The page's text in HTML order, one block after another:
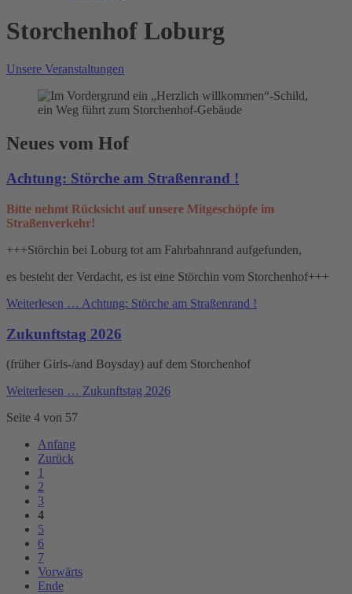
Storchenhof Loburg
Unsere Veranstaltungen
Neues vom Hof
Achtung: Störche am Straßenrand !
Bitte nehmt Rücksicht auf unsere Mitgeschöpfe im
Straßenverkehr!
+++Störchin bei Loburg tot am Fahrbahnrand aufgefunden,
es besteht der Verdacht, es ist eine Störchin vom Storchenhof+++
Weiterlesen … Achtung: Störche am Straßenrand !
Zukunftstag 2026
(früher Girls-/and Boysday) auf dem Storchenhof
Weiterlesen … Zukunftstag 2026
Seite 4 von 57
Anfang
Zurück
1
2
3
4
5
6
7
Vorwärts
Ende